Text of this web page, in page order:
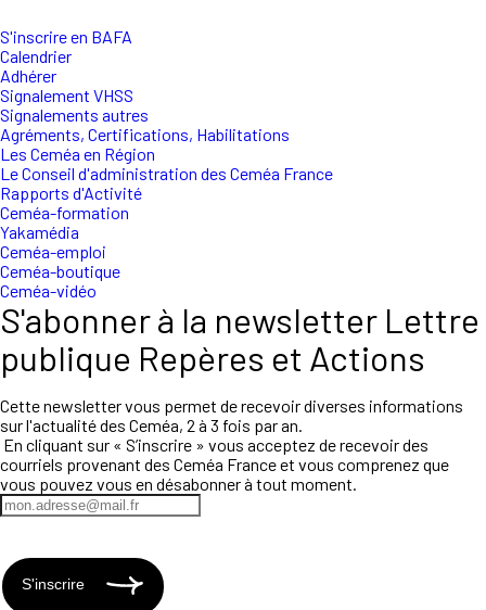
S'inscrire en BAFA
Calendrier
Adhérer
Signalement VHSS
Signalements autres
Agréments, Certifications, Habilitations
Les Ceméa en Région
Le Conseil d'administration des Ceméa France
Rapports d'Activité
Ceméa-formation
Yakamédia
Ceméa-emploi
Ceméa-boutique
Ceméa-vidéo
S'abonner à la newsletter Lettre
publique Repères et Actions
Cette newsletter vous permet de recevoir diverses informations
sur l'actualité des Ceméa, 2 à 3 fois par an.
En cliquant sur « S’inscrire » vous acceptez de recevoir des
courriels provenant des Ceméa France et vous comprenez que
vous pouvez vous en désabonner à tout moment.
S'inscrire